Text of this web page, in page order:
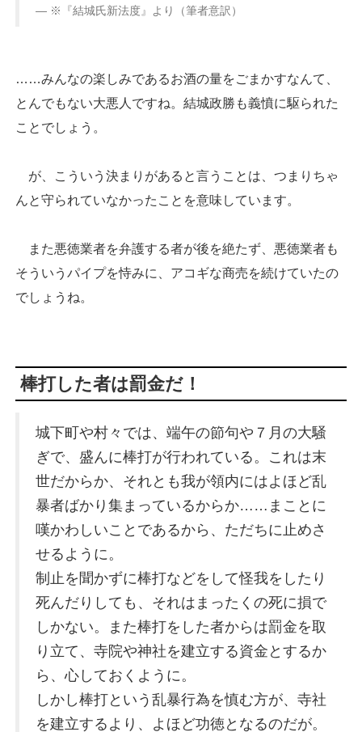
※『結城氏新法度』より（筆者意訳）
……みんなの楽しみであるお酒の量をごまかすなんて、
とんでもない大悪人ですね。結城政勝も義憤に駆られた
ことでしょう。
が、こういう決まりがあると言うことは、つまりちゃ
んと守られていなかったことを意味しています。
また悪徳業者を弁護する者が後を絶たず、悪徳業者も
そういうパイプを恃みに、アコギな商売を続けていたの
でしょうね。
棒打した者は罰金だ！
城下町や村々では、端午の節句や７月の大騒
ぎで、盛んに棒打が行われている。これは末
世だからか、それとも我が領内にはよほど乱
暴者ばかり集まっているからか……まことに
嘆かわしいことであるから、ただちに止めさ
せるように。
制止を聞かずに棒打などをして怪我をしたり
死んだりしても、それはまったくの死に損で
しかない。また棒打をした者からは罰金を取
り立て、寺院や神社を建立する資金とするか
ら、心しておくように。
しかし棒打という乱暴行為を慎む方が、寺社
を建立するより、よほど功徳となるのだが。